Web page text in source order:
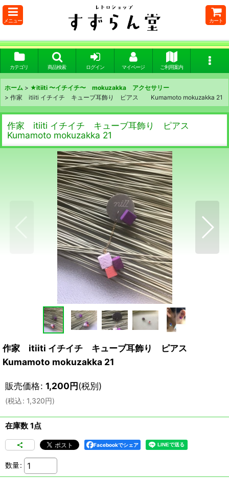
メニュー カート
カテゴリ 商品検索 ログイン マイページ ご利用案内
ホーム > ★itiiti 〜イチイチ〜 mokuzakka アクセサリー
> 作家 itiiti イチイチ キューブ耳飾り ピアス Kumamoto mokuzakka 21
作家 itiiti イチイチ キューブ耳飾り ピアス
Kumamoto mokuzakka 21
作家 itiiti イチイチ キューブ耳飾り ピアス
Kumamoto mokuzakka 21
販売価格: 1,200円(税別)
(税込: 1,320円)
在庫数 1点
Facebookでシェア
数量: